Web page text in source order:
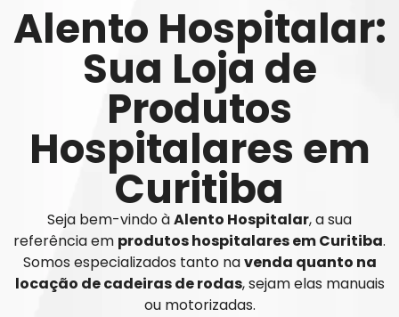
Alento Hospitalar:
Sua Loja de
Produtos
Hospitalares em
Curitiba
Seja bem-vindo àAlento Hospitalar, a sua
referência em produtos hospitalares em Curitiba.
Somos especializados tanto navenda quanto na
locação de cadeiras de rodas, sejam elas manuais
ou motorizadas.